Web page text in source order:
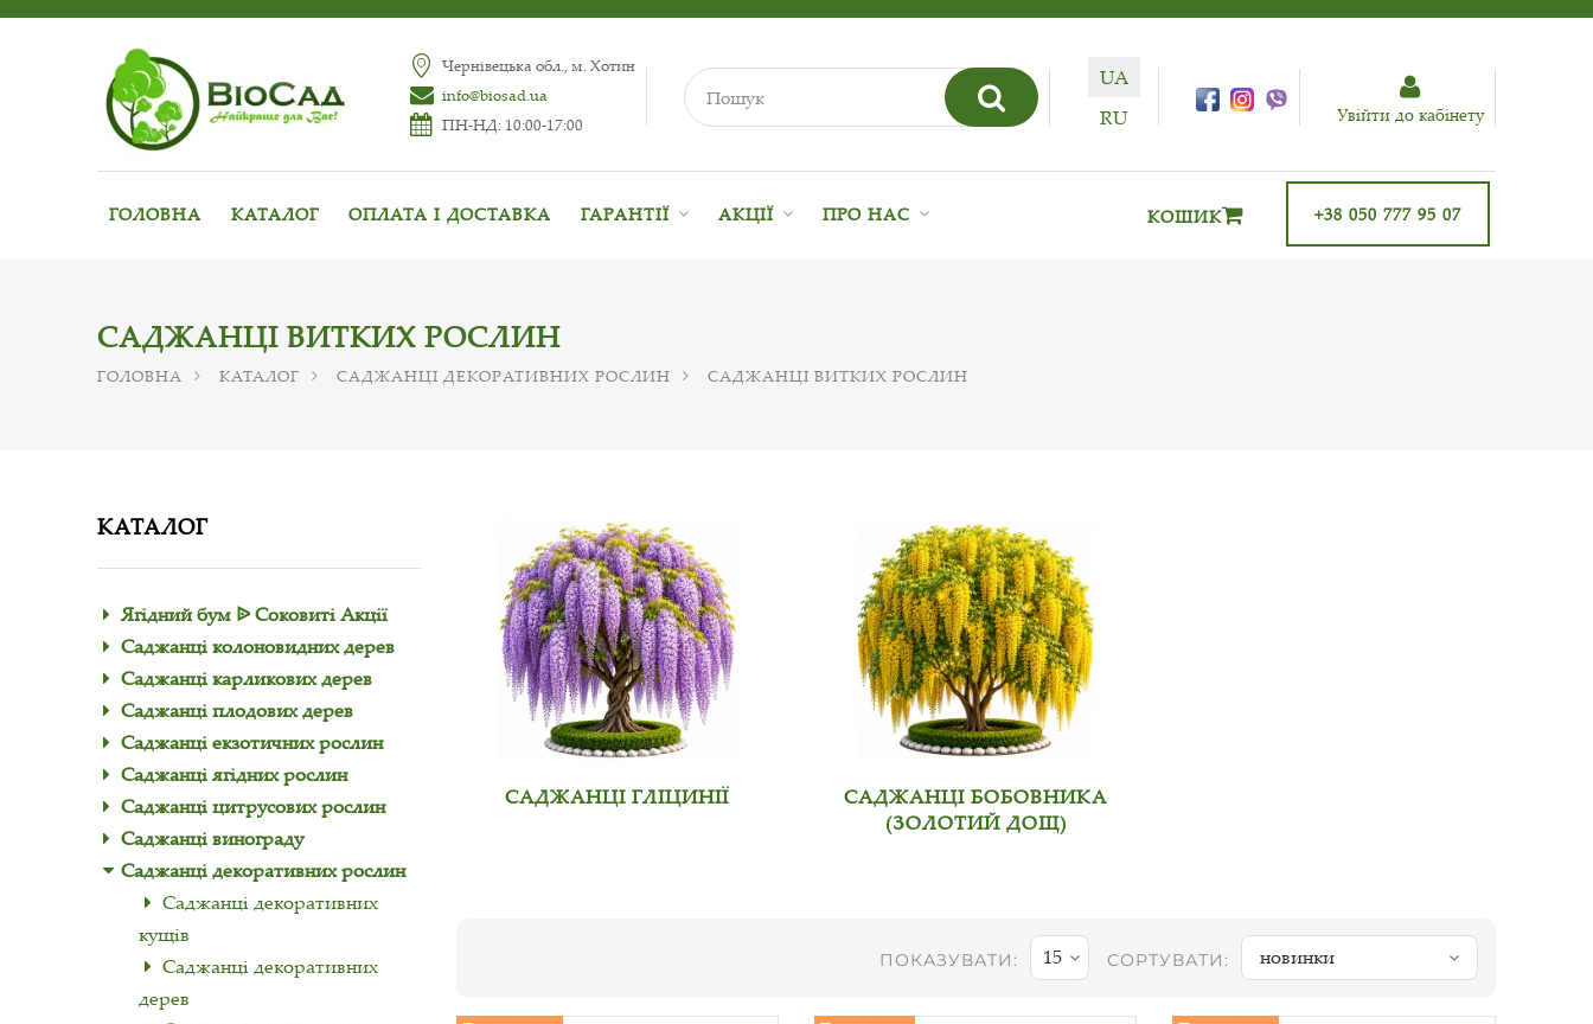
Чернівецька обл., м. Хотин
info@biosad.ua
ПН-НД: 10:00-17:00
UA
RU
Увiйти до кабiнету
ГОЛОВНА КАТАЛОГ ОПЛАТА І ДОСТАВКА ГАРАНТІЇ АКЦІЇ ПРО НАС +38 050 777 95 07
КОШИК
САДЖАНЦІ ВИТКИХ РОСЛИН
ГОЛОВНА КАТАЛОГ САДЖАНЦІ ДЕКОРАТИВНИХ РОСЛИН САДЖАНЦІ ВИТКИХ РОСЛИН
КАТАЛОГ
Ягідний бум ᐉ Соковиті Акції
Саджанці колоновидних дерев
Саджанці карликових дерев
Саджанці плодових дерев
Саджанці екзотичних рослин
Саджанці ягідних рослин
Саджанці цитрусових рослин
Саджанці винограду
Саджанці декоративних рослин
Саджанці декоративних
кущів
Саджанці декоративних
дерев
САДЖАНЦІ ГЛІЦИНІЇ
САДЖАНЦІ БОБОВНИКА
(ЗОЛОТИЙ ДОЩ)
ПОКАЗУВАТИ: 15 СОРТУВАТИ: новинки